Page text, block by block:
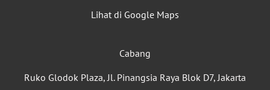
Lihat di Google Maps
Cabang
Ruko Glodok Plaza, Jl. Pinangsia Raya Blok D7, Jakarta